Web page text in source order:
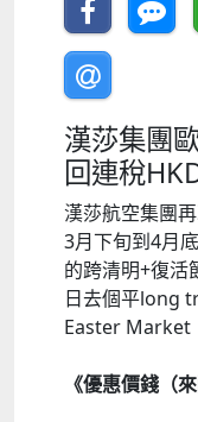
漢莎集團
回連稅
漢莎航空集團
3月下旬到4月
的跨清明+復活
日去個平long
Easter Market
《優惠價錢（